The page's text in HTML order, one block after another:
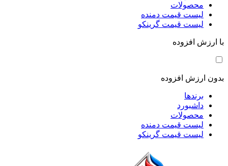
محصولات
لیست قیمت دمنده
لیست قیمت گرینکو
با ارزش افزوده
بدون ارزش افزوده
برندها
داشبورد
محصولات
لیست قیمت دمنده
لیست قیمت گرینکو